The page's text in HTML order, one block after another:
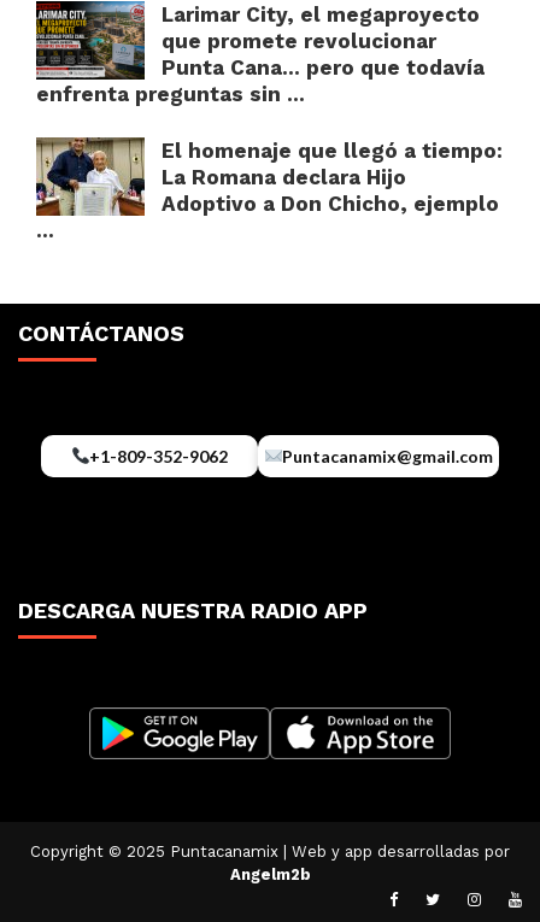
Larimar City, el megaproyecto
que promete revolucionar
Punta Cana… pero que todavía
enfrenta preguntas sin ...
El homenaje que llegó a tiempo:
La Romana declara Hijo
Adoptivo a Don Chicho, ejemplo
...
CONTÁCTANOS
+1-809-352-9062 Puntacanamix@gmail.com
DESCARGA NUESTRA RADIO APP
Copyright © 2025 Puntacanamix | Web y app desarrolladas por
Angelm2b